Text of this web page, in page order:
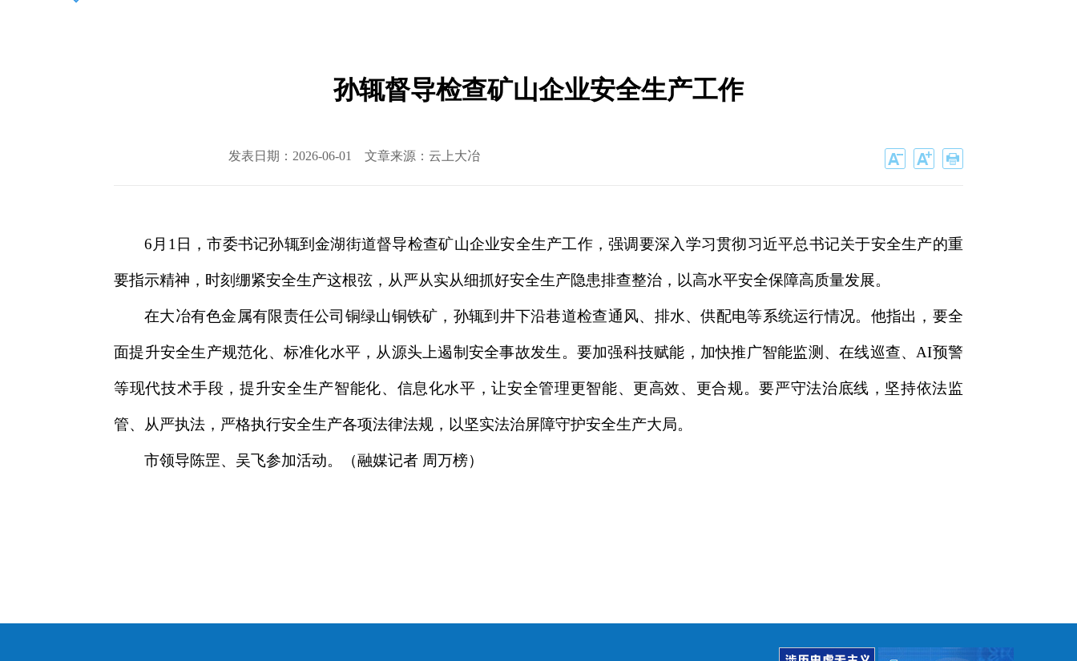
孙辄督导检查矿山企业安全生产工作
发表日期：2026-06-01 文章来源：云上大冶
6月1日，市委书记孙辄到金湖街道督导检查矿山企业安全生产工作，强调要深入学习贯彻习近平总书记关于安全生产的重
要指示精神，时刻绷紧安全生产这根弦，从严从实从细抓好安全生产隐患排查整治，以高水平安全保障高质量发展。
在大冶有色金属有限责任公司铜绿山铜铁矿，孙辄到井下沿巷道检查通风、排水、供配电等系统运行情况。他指出，要全
面提升安全生产规范化、标准化水平，从源头上遏制安全事故发生。要加强科技赋能，加快推广智能监测、在线巡查、AI预警
等现代技术手段，提升安全生产智能化、信息化水平，让安全管理更智能、更高效、更合规。要严守法治底线，坚持依法监
管、从严执法，严格执行安全生产各项法律法规，以坚实法治屏障守护安全生产大局。
市领导陈罡、吴飞参加活动。（融媒记者 周万榜）